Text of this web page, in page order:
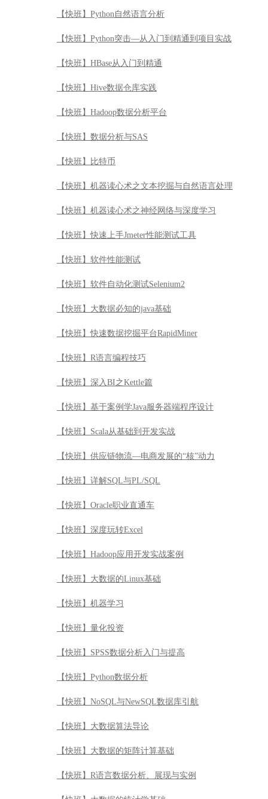
【快班】数据分析与SAS
【快班】比特币
【快班】机器读心术之文本挖掘与自然语言处理
【快班】机器读心术之神经网络与深度学习
【快班】快速上手Jmeter性能测试工具
【快班】软件性能测试
【快班】软件自动化测试Selenium2
【快班】大数据必知的java基础
【快班】快速数据挖掘平台RapidMiner
【快班】R语言编程技巧
【快班】深入BI之Kettle篇
【快班】基于案例学Java服务器端程序设计
【快班】Scala从基础到开发实战
【快班】供应链物流—电商发展的“核”动力
【快班】详解SQL与PL/SQL
【快班】Oracle职业直通车
【快班】深度玩转Excel
【快班】Hadoop应用开发实战案例
【快班】大数据的Linux基础
【快班】机器学习
【快班】量化投资
【快班】SPSS数据分析入门与提高
【快班】Python数据分析
【快班】NoSQL与NewSQL数据库引航
【快班】大数据算法导论
【快班】大数据的矩阵计算基础
【快班】R语言数据分析、展现与实例
【快班】大数据的统计学基础
专业相关课程
跟Py sir一起学Excel
股票投资基础之基本面分析